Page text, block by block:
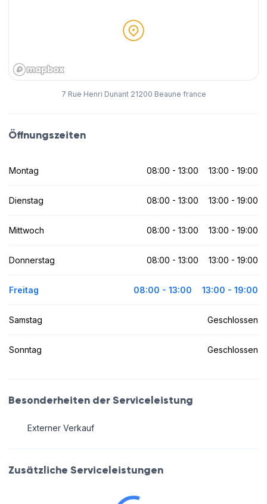
7 Rue Henri Dunant 21200 Beaune france
Öffnungszeiten
Montag 08:00 - 13:00 13:00 - 19:00
Dienstag 08:00 - 13:00 13:00 - 19:00
Mittwoch 08:00 - 13:00 13:00 - 19:00
Donnerstag 08:00 - 13:00 13:00 - 19:00
Freitag 08:00 - 13:00 13:00 - 19:00
Samstag Geschlossen
Sonntag Geschlossen
Besonderheiten der Serviceleistung
Externer Verkauf
Zusätzliche Serviceleistungen